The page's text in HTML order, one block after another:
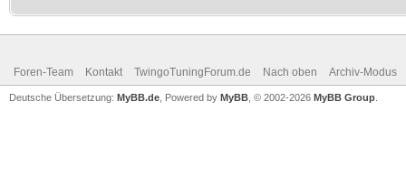
Foren-Team Kontakt TwingoTuningForum.de Nach oben Archiv-Modus
Deutsche Übersetzung: MyBB.de , Powered by MyBB , © 2002-2026 MyBB Group